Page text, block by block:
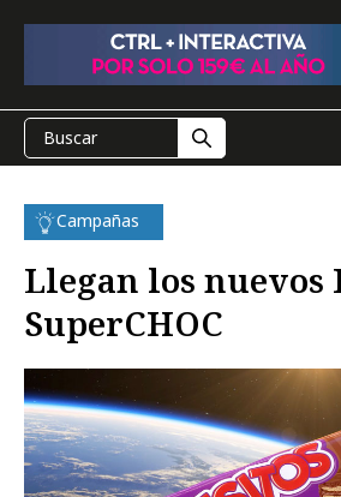
Campañas
Llegan los nuevos
SuperCHOC